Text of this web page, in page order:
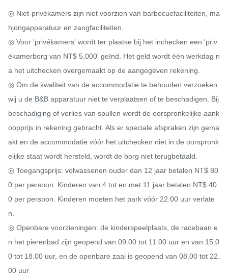
◎ Niet-privékamers zijn niet voorzien van barbecuefaciliteiten, ma
hjongapparatuur en zangfaciliteiten.
◎ Voor 'privékamers' wordt ter plaatse bij het inchecken een 'priv
ékamerborg van NT$ 5.000' geïnd. Het geld wordt één werkdag n
a het uitchecken overgemaakt op de aangegeven rekening.
◎ Om de kwaliteit van de accommodatie te behouden verzoeken
wij u de B&B apparatuur niet te verplaatsen of te beschadigen. Bij
beschadiging of verlies van spullen wordt de oorspronkelijke aank
oopprijs in rekening gebracht. Als er speciale afspraken zijn gema
akt en de accommodatie vóór het uitchecken niet in de oorspronk
elijke staat wordt hersteld, wordt de borg niet terugbetaald.
◎ Toegangsprijs: volwassenen ouder dan 12 jaar betalen NT$ 80
0 per persoon. Kinderen van 4 tot en met 11 jaar betalen NT$ 40
0 per persoon. Kinderen moeten het park vóór 22:00 uur verlate
n.
◎ Openbare voorzieningen: de kinderspeelplaats, de racebaan e
n het pierenbad zijn geopend van 09.00 tot 11.00 uur en van 15.0
0 tot 18.00 uur, en de openbare zaal is geopend van 08.00 tot 22.
00 uur